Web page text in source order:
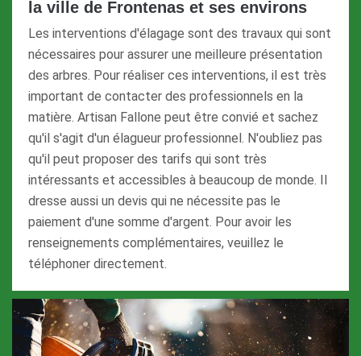
la ville de Frontenas et ses environs
Les interventions d'élagage sont des travaux qui sont
nécessaires pour assurer une meilleure présentation
des arbres. Pour réaliser ces interventions, il est très
important de contacter des professionnels en la
matière. Artisan Fallone peut être convié et sachez
qu'il s'agit d'un élagueur professionnel. N'oubliez pas
qu'il peut proposer des tarifs qui sont très
intéressants et accessibles à beaucoup de monde. Il
dresse aussi un devis qui ne nécessite pas le
paiement d'une somme d'argent. Pour avoir les
renseignements complémentaires, veuillez le
téléphoner directement.